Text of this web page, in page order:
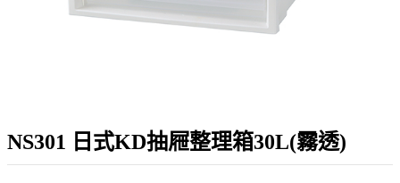
NS301 日式KD抽屜整理箱30L(霧透)